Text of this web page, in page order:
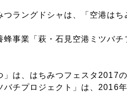
つラングドシャは、「空港は
蜂事業「萩・石見空港ミツバ
」は、はちみつフェスタ2017
バチプロジェクト」は、2016